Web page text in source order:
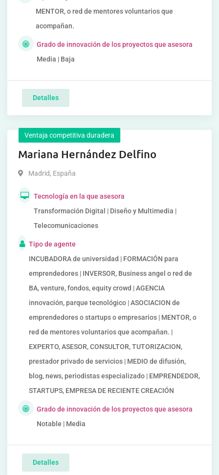
MENTOR, o red de mentores voluntarios que
acompañan.
Grado de innovación de los proyectos que asesora
Media | Baja
Detalles
Ventaja competitiva duradera
Mariana Hernández Delfino
Madrid, España
Tecnología en la que asesora
Transformación Digital | Diseño y Multimedia |
Telecomunicaciones
Tipo de agente
INCUBADORA de universidad | FORMACIÓN para
emprendedores | INVERSOR, Business angel o red de
BA, venture, fondos, equity crowd | AGENCIA
innovación, parque tecnológico | ASOCIACION de
emprendedores o startups o empresarios | MENTOR, o
red de mentores voluntarios que acompañan. |
EXPERTO, ASESOR, CONSULTOR, TUTORIZACION,
prestador privado de servicios | MEDIO de difusión,
blog, news, periodistas especializado | EMPRENDEDOR,
STARTUPS, EMPRESA DE RECIENTE CREACIÓN
Grado de innovación de los proyectos que asesora
Notable | Media
Detalles